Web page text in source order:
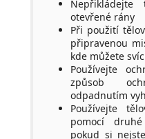
otevřené rány
Při použití
připravenou
kde můžete
Používejte
způsob
odpadnutím
Používejte
pomocí
pokud si